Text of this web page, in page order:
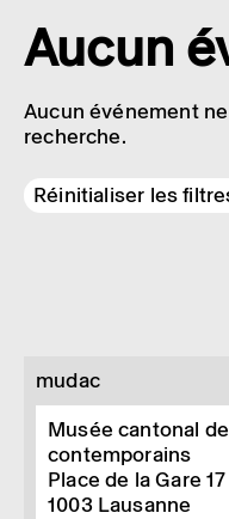
Aucun
Aucun événement
recherche.
Réinitialiser les
mudac
Musée cantonal
contemporains
Place de la Gare 17
1003 Lausanne